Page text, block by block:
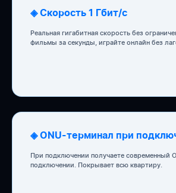
◈ Скорость 1 Гбит/с
Реальная гигабитная скорость без
фильмы за секунды, играйте онлайн без
◈ ONU-терминал при
При подключении получаете современный
подключении. Покрывает всю квартиру.